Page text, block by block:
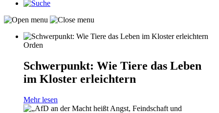
Orden
Schwerpunkt: Wie Tiere das Leben
im Kloster erleichtern
Mehr lesen